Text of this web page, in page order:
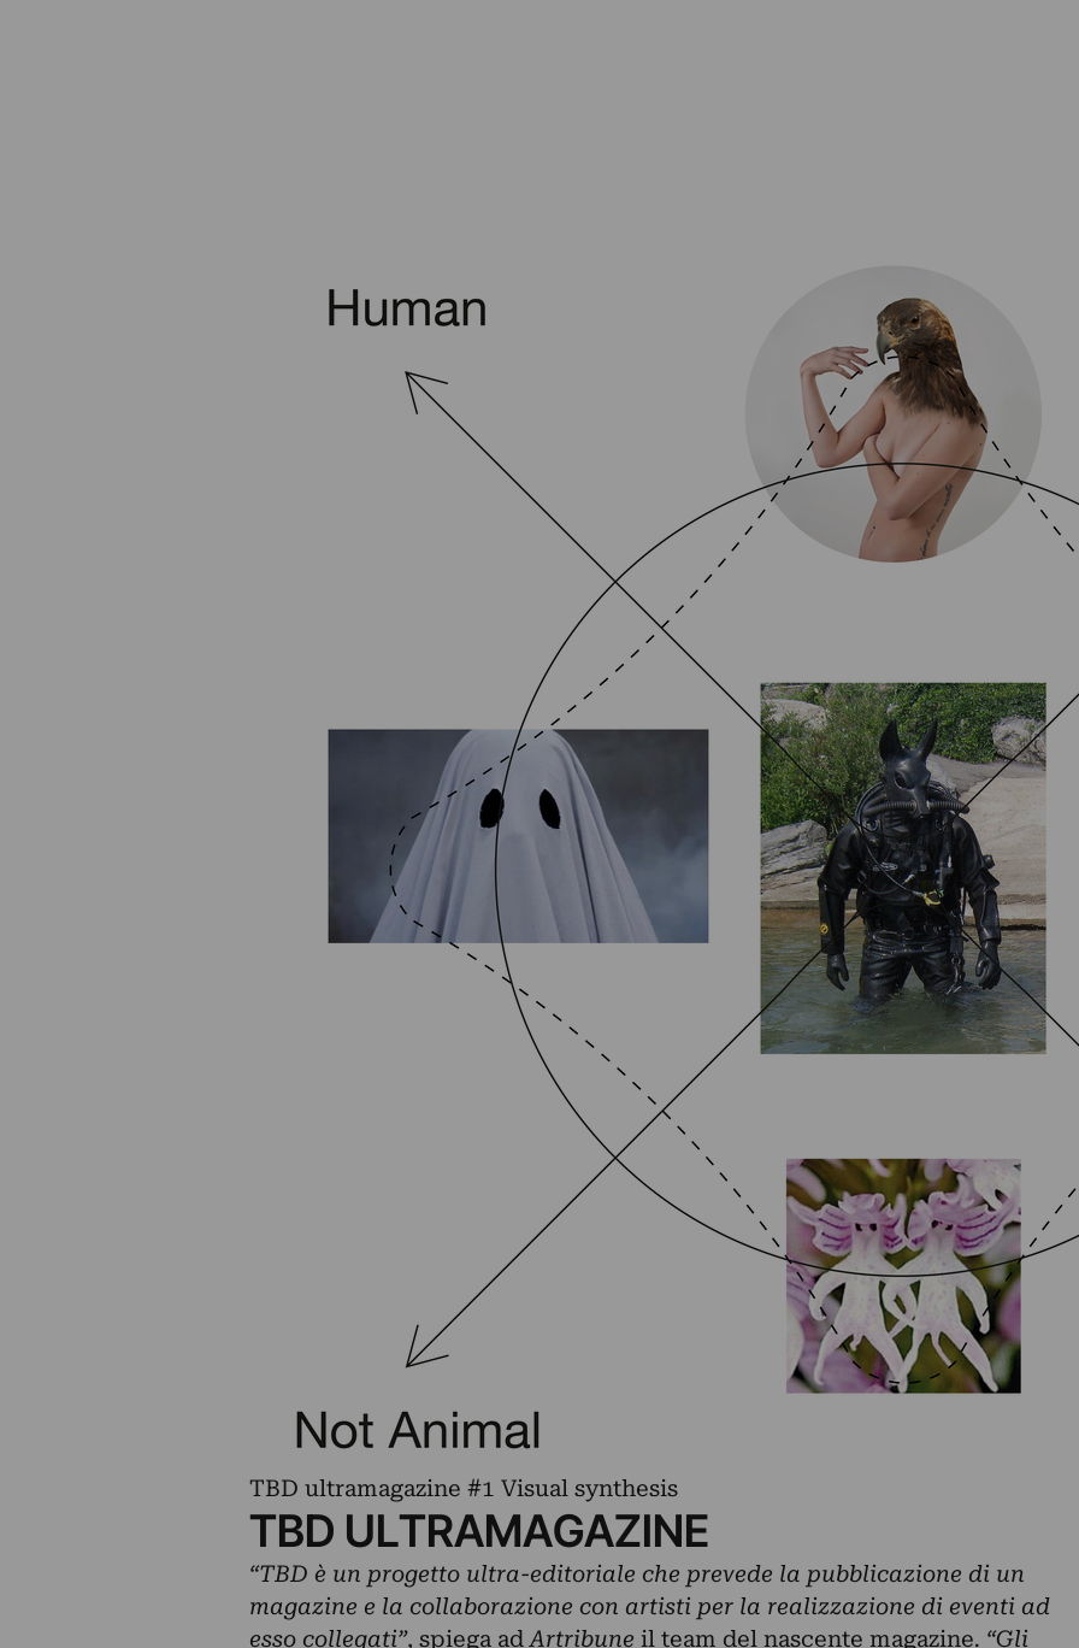
TBD ultramagazine #1 Visual synthesis
TBD ULTRAMAGAZINE
“TBD è un progetto ultra-editoriale che prevede la pubblicazione di un
magazine e la collaborazione con artisti per la realizzazione di eventi ad
esso collegati”, spiega adArtribune il team del nascente magazine. “Gli